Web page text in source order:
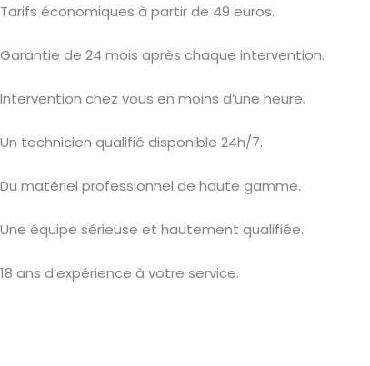
Tarifs économiques à partir de 49 euros.
Garantie de 24 mois après chaque intervention.
Intervention chez vous en moins d’une heure.
Un technicien qualifié disponible 24h/7.
Du matériel professionnel de haute gamme.
Une équipe sérieuse et hautement qualifiée.
18 ans d’expérience à votre service.